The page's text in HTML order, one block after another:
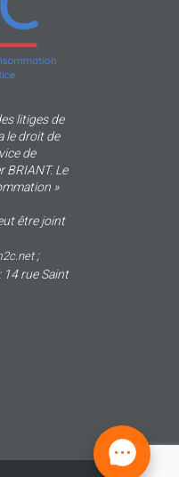
litiges de
le droit de
de
BRIANT. Le
»
être joint
;
14 rue Saint